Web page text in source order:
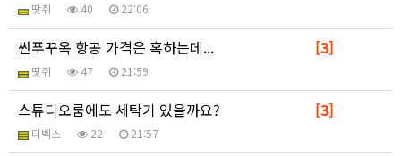
땃쥐 40 22:06
[3]
썬푸꾸옥 항공 가격은 혹하는데...
땃쥐 47 21:59
[3]
스튜디오룸에도 세탁기 있을까요?
디벡스 22 21:57